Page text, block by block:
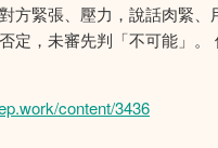
方緊張、壓力，說話肉緊、
定，未審先判「不可能」。
content/3436